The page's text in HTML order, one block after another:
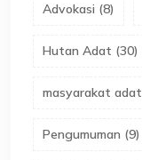
Advokasi (8)
Hutan Adat (30)
masyarakat adat
Pengumuman (9)